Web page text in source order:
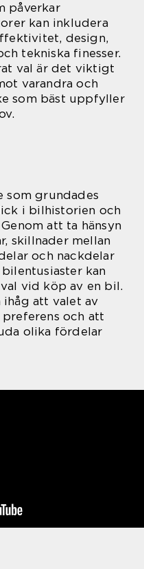
påverkar
kan inkludera
design,
tekniska finesser.
val är det viktigt
varandra och
som bäst uppfyller
grundades
i bilhistorien och
att ta hänsyn
skillnader mellan
och nackdelar
kan
vid köp av en bil.
att valet av
och att
olika fördelar